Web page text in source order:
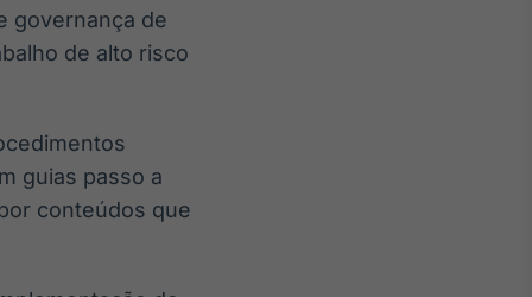
governança de
de alto risco
guias passo a
conteúdos que